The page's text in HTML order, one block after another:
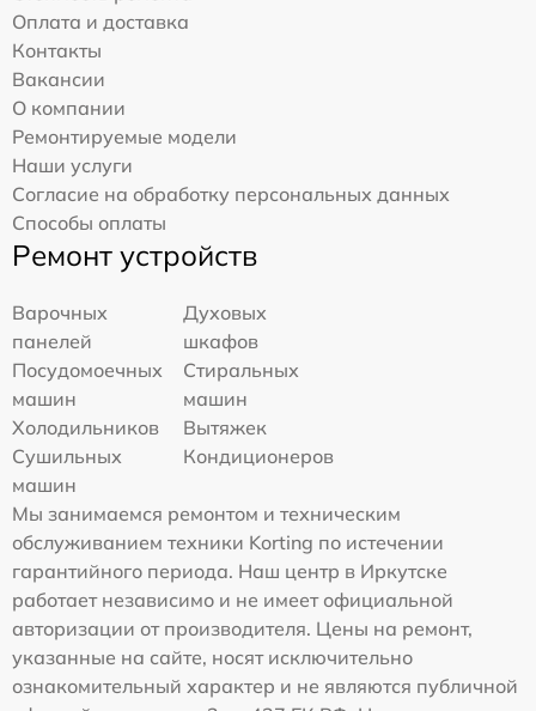
Оплата и доставка
Контакты
Вакансии
О компании
Ремонтируемые модели
Наши услуги
Согласие на обработку персональных данных
Способы оплаты
Ремонт устройств
Варочных
панелей
Духовых
шкафов
Посудомоечных
машин
Стиральных
машин
Холодильников
Вытяжек
Сушильных
машин
Кондиционеров
Мы занимаемся ремонтом и техническим
обслуживанием техники Korting по истечении
гарантийного периода. Наш центр в Иркутске
работает независимо и не имеет официальной
авторизации от производителя. Цены на ремонт,
указанные на сайте, носят исключительно
ознакомительный характер и не являются публичной